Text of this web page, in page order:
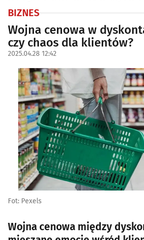
BIZNES
Wojna cenowa w
czy chaos dla klientów?
2025.04.28 12:42
Fot: Pexels
Wojna cenowa między